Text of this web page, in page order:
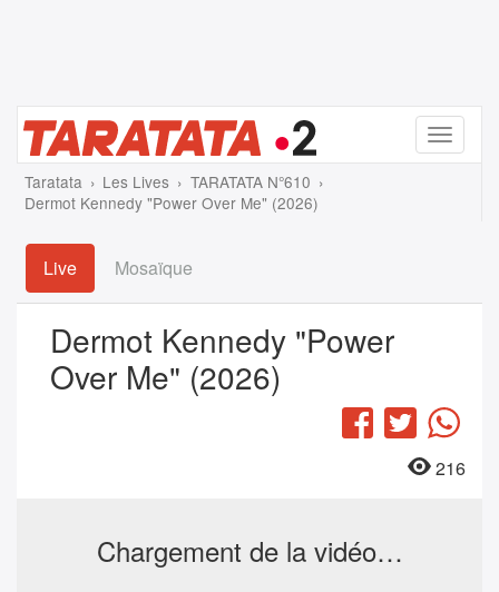
Menu
Taratata Les Lives
TARATATA N°610
Dermot Kennedy "Power Over Me" (2026)
Live Mosaïque
Dermot Kennedy "Power
Over Me" (2026)
Facebook
Twitter
216
Chargement de la vidéo…